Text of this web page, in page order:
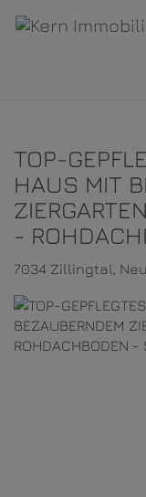
TOP-
HAUS MIT
-
7034 Zillingtal ,